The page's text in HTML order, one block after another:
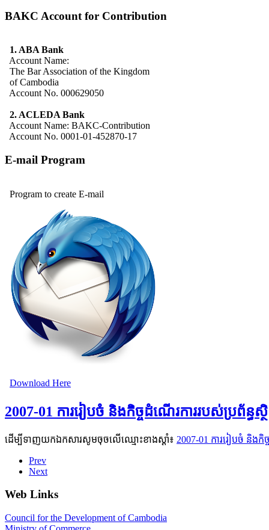
BAKC Account for Contribution
1. ABA Bank
Account Name:
The Bar Association of the Kingdom
of Cambodia
Account No. 000629050
2. ACLEDA Bank
Account Name: BAKC-Contribution
Account No. 0001-01-452870-17
E-mail Program
Program to create E-mail
Download Here
2007-01 ការរៀបចំ និងកិច្ចដំណើរការរបស់ប្រព័ន្ធ
ដើម្បីទាញយកឯកសារសូមចុចលើឈ្មោះខាងស្តាំ៖ 2007-01 ការរៀបចំ និងកិ
Prev
Next
Web Links
Council for the Development of Cambodia